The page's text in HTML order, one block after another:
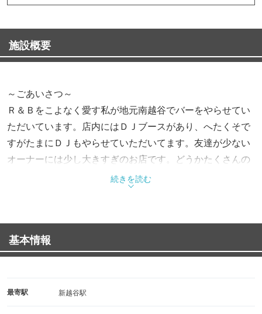
施設概要
～ごあいさつ～
Ｒ＆Ｂをこよなく愛す私が地元南越谷でバーをやらせてい
ただいています。店内にはＤＪブースがあり、へたくそで
すがたまにＤＪもやらせていただいてます。友達が少ない
オーナーには少し大きすぎのお店です。どうかたくさんの
方に来ていただきたく皆様のお力をお貸し願います。 店
続きを読む
基本情報
最寄駅 新越谷駅